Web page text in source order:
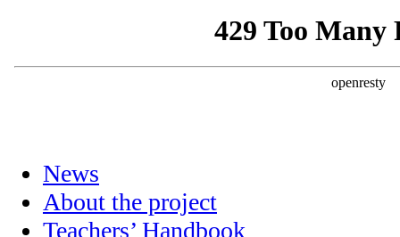
News
About the project
Teachers’ Handbook